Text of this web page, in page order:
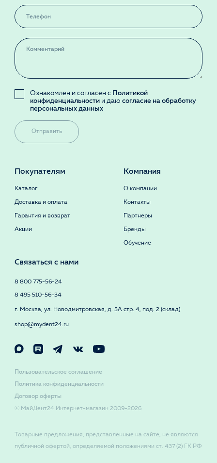
Ознакомлен и согласен с Политикой
конфиденциальности и даю согласие на обработку
персональных данных
Отправить
Покупателям
Каталог
Доставка и оплата
Гарантия и возврат
Акции
Компания
О компании
Контакты
Партнеры
Бренды
Обучение
Связаться с нами
8 800 775-56-24
8 495 510-56-34
г. Москва, ул. Новодмитровская, д. 5А стр. 4, под. 2 (склад)
shop@mydent24.ru
© МайДент24 Интернет-магазин 2009-2026
Договор оферты
Политика конфиденциальности
Пользовательское соглашение
Товарные предложения, представленные на сайте, не являются
публичной офертой, определяемой положениями ст. 437 (2) ГК РФ